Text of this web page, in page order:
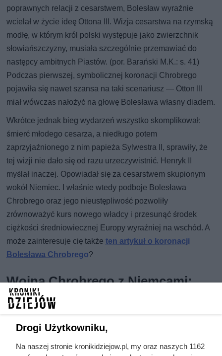
poprawnych relacji z cesarstwem, Bolesław wyraźnie
wcielał w życie ideę Ottona III. Wizja cesarstwa na rzymską
modłę, w którym król polski występuje jako zwierzchnik
słowiańszczyzny, musiała szczególnie przemawiać do
następcy ambitnych Piastów. (por. Barański M.K.: s. 41)
Podczas pierwszej, symbolicznej koronacji Chrobrego
pojawiła się nawet szansa na taki scenariusz — Otton III
miał wówczas nałożyć na głowę Bolesława własny diadem.
Wkrótce jednak bieg wydarzeń wszystko skomplikował:
śmierć młodego cesarza, a niedługo potem
zaprzyjaźnionego z nim papieża Sylwestra II, sprawiły, że
tej wizji nie dało się od razu urzeczywistnić. Henryk II
myślał inaczej. Opowiadał się za cesarstwem skupionym
wokół Niemiec. I właśnie wtedy podboje Bolesława
Chrobrego oraz jego nieustępliwość pozwoliły
zrównoważyć kurs nowego władcy i przesunąć środek
ciężkości średniowiecznej Europy wyraźniej na wschód. A
może zainteresuje cię takżeten artykuł o koronacji
Bolesława Chrobrego?
Wojna Chrobrego z Niemcami:
etapy i cele
niemal przez całe jego rządy. Już w 1002 roku, po zgonie
Ottona III, Bolesław próbował przejąć obszar Marchii
Drogi Użytkowniku,
Na naszej stronie kronikidziejow.pl, my oraz naszych 1162